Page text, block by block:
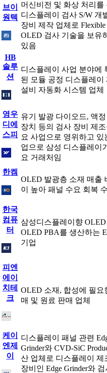
브이
원텍
머신비전 및 화상 처리를
디스플레이 검사 S/W 개
장비 제작 업체로 Flexible
OLED 검사 기술을 보유
있음
HB
솔루
션
디스플레이 사업 분야에
된 모듈 공정 디스플레이
설비 자동화 시스템 업체
영우
디에
스피
유기 발광 다이오드, 액정
장치 등의 검사 장비 제
요 사업으로 영위하고 있
업으로 삼성 디스플레이
요 거래처임
한켐
OLED 발광층 소재 매출
이 높아 패널 수요 회복
한국
컴퓨
터
삼성디스플레이향
OLED PBA를 생산하는
기업
피엔
에이
치테
크
OLED 소재, 합성에 필요
매 및 원료 판매 업체
케이
엔제
이
디스플레이 패널 관련
Grinder와 CVD-SiC
산 업체로 디스플레이 제
장비인 Edge Grinder와